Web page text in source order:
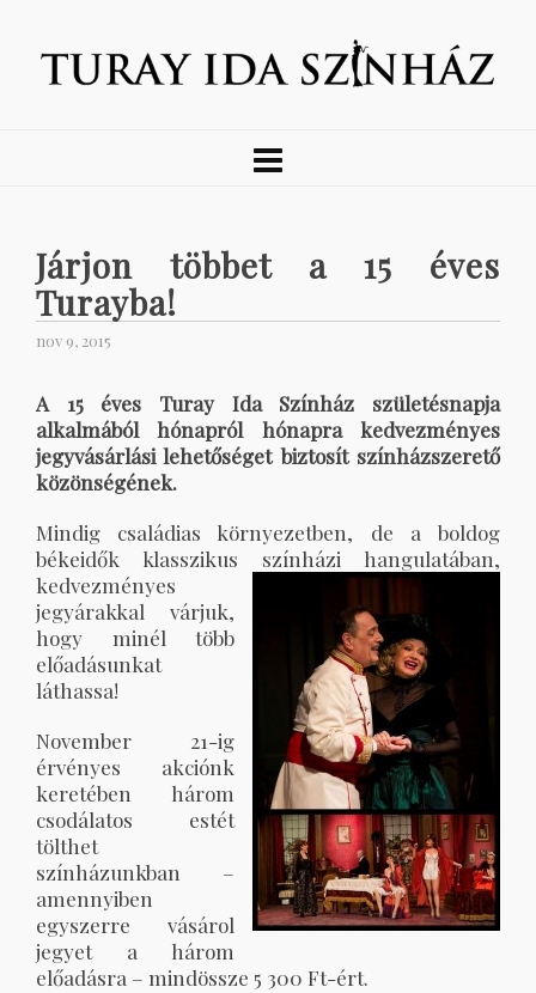
Járjon többet a 15 éves
Turayba!
nov 9, 2015
A 15 éves Turay Ida Színház születésnapja
alkalmából hónapról hónapra kedvezményes
jegyvásárlási lehetőséget biztosít színházszerető
közönségének.
Mindig családias környezetben, de a boldog
békeidők klasszikus színházi hangulatában,
kedvezményes
jegyárakkal várjuk,
hogy minél több
előadásunkat
láthassa!
November 21-ig
érvényes akciónk
keretében három
csodálatos estét
tölthet
színházunkban –
amennyiben
egyszerre vásárol
jegyet a három
előadásra – mindössze 5 300 Ft-ért.